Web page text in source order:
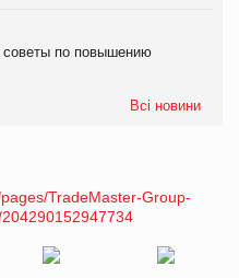
по повышению
Всі новини